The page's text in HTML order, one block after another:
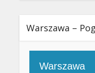
Warszawa –